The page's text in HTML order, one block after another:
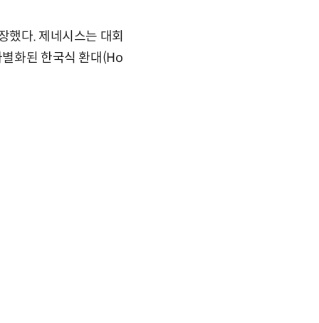
다. 제네시스는 대회
화된 한국식 환대(Ho